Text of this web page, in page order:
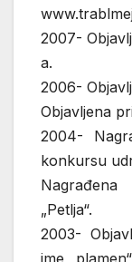
2007-
a.
2006-
Objavljena
2004-
konkursu
„Petlja“.
2003-